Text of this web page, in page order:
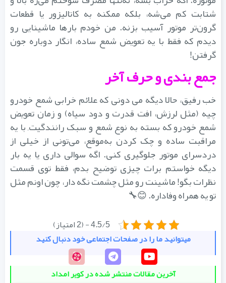
شتابت کم می‌شه، بلکه ممکنه به کاتالیزور یا قطعات
گرون‌تر موتور آسیب بزنه. من خودم بارها ماشینایی رو
دیدم که فقط با یه تعویض شمع ساده، انگار دوباره جون
گرفتن!
جمع‌ بندی و حرف آخر
خب رفیق، حالا دیگه می‌ دونی که علائم خرابی شمع خودرو
چیه (مثل لرزش، افت قدرت و دود سیاه) و زمان تعویض
شمع خودرو که بسته به نوع شمع و سبک رانندگیت, با یه
مراقبت ساده و چک کردن به‌موقع، می‌تونی از خیلی از
دردسرای موتور جلوگیری کنی. اگه سوالی داری یا یه بار
دیگه خواستم برات چیزی توضیح بدم، فقط توی قسمت
نظرات بگو! ماشینت رو مثل چشمت نگه دار، چون اونم مثل
تو یه همراه وفاداره. 😊🔧
4.5/5 - (2 امتیاز)
میتوانید ما را در صفحات اجتماعی خود دنبال کنید
آخرین مقالات منتشر شده در کویر امداد